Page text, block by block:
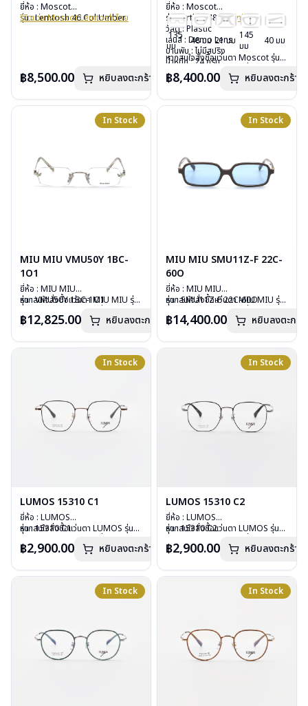
ยี่ห้อ : Moscot
รุ่น : Lemtosh 46 Col.Umber
น้ำหนัก : 33 กรัม
อุปกรณ์ : กล่องแว่น, กล่องกระดาษ,
การรับประกัน : 1 ปี
รีวิวแว่น Moscot Lemtosh โดย
฿8,500.00 หยิบลงตะกร้า
ยี่ห้อ : Moscot
รุ่น : Arthur 48Col.ink
วัสดุ : Plastic
เลนส์ : Demo Lens
บานพับ : ไม่มีสปริง
น้ำหนัก : 24 กรัม
อุปกรณ์ : กล่องแว่น, กล่องกระดาษ,
ผ้าเช็ดแว่น
135
มม
48 มม 21 มม 145
มม
40 มม
หากสนใจสั่งชื้อแว่นตา Moscot รุ่น
กรุณาติดต่อเราคลิก
฿8,400.00 หยิบลงตะกร้า
In Stock
MIU MIU VMU50Y 1BC-
1O1
ยี่ห้อ : MIU MIU
รุ่น : VMU50Y 1BC-1O1
เลนส์ : Demo Lens
น้ำหนัก : 22 กรัม
อุปกรณ์ : กล่องแว่น , ผ้าเช็ดแว่น
หากสนใจสั่งชื้อแว่นตา MIU MIU รุ่น
กรุณาติดต่อเราคลิก
฿12,825.00 หยิบลงตะกร้า
In Stock
MIU MIU SMU11Z-F 22C-
60O
ยี่ห้อ : MIU MIU
รุ่น : SMU11Z-F 22C-60O
เลนส์ : กันแดดสีฟ้า
น้ำหนัก : 24 กรัม
อุปกรณ์ : กล่องแว่น , ผ้าเช็ดแว่น
หากสนใจสั่งชื้อแว่นตา MIU MIU รุ่น
กรุณาติดต่อเราคลิก
฿14,400.00 หยิบลงตะกร้า
In Stock
LUMOS 15310 C1
ยี่ห้อ : LUMOS
รุ่น : 15310 C1
เลนส์ : Demo Lens
น้ำหนัก : 16 กรัม
อุปกรณ์ : กล่องแว่น , ผ้าเช็ดแว่น
หากสนใจสั่งชื้อแว่นตา LUMOS รุ่น
กรุณาติดต่อเราคลิก
฿2,900.00 หยิบลงตะกร้า
In Stock
LUMOS 15310 C2
ยี่ห้อ : LUMOS
รุ่น : 15310 C2
เลนส์ : Demo Lens
น้ำหนัก : 16 กรัม
อุปกรณ์ : กล่องแว่น , ผ้าเช็ดแว่น
หากสนใจสั่งชื้อแว่นตา LUMOS รุ่น
กรุณาติดต่อเราคลิก
฿2,900.00 หยิบลงตะกร้า
In Stock In Stock